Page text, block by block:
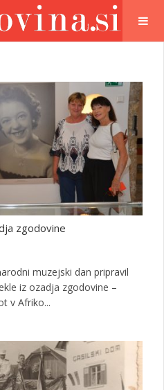
zgodovine
muzejski dan pripravil
iz ozadja zgodovine –
v Afriko...